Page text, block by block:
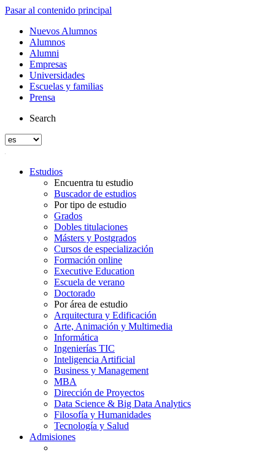
Pasar al contenido principal
Nuevos Alumnos
Alumnos
Alumni
Empresas
Universidades
Escuelas y familias
Prensa
Search
Estudios
Encuentra tu estudio
Buscador de estudios
Por tipo de estudio
Grados
Dobles titulaciones
Másters y Postgrados
Cursos de especialización
Formación online
Executive Education
Escuela de verano
Doctorado
Por área de estudio
Arquitectura y Edificación
Arte, Animación y Multimedia
Informática
Ingenierías TIC
Inteligencia Artificial
Business y Management
MBA
Dirección de Proyectos
Data Science & Big Data Analytics
Filosofía y Humanidades
Tecnología y Salud
Admisiones